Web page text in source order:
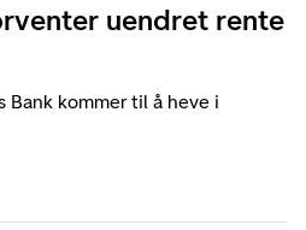
uendret rente
Bank kommer til å heve i